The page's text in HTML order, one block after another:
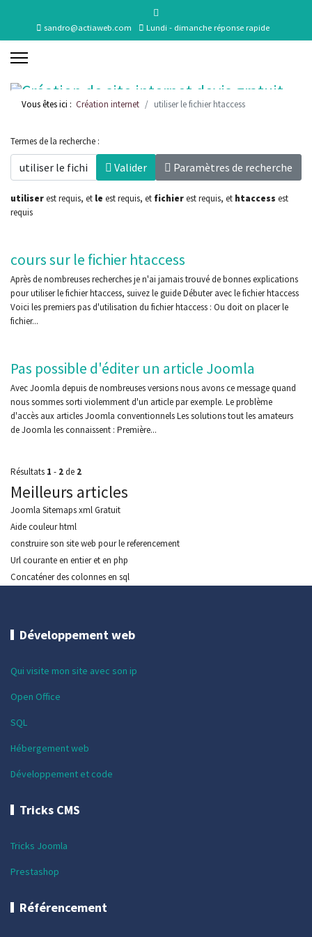
sandro@actiaweb.com Lundi - dimanche réponse rapide
Vous êtes ici : Création internet utiliser le fichier htaccess
Termes de la recherche :
Valider Paramètres de recherche
utiliserest requis, et le est requis, et fichierest requis, et htaccess est
requis
cours sur le fichier htaccess
Après de nombreuses recherches je n'ai jamais trouvé de bonnes explications
pour utiliser le fichier htaccess, suivez le guide Débuter avec le fichier htaccess
Voici les premiers pas d'utilisation du fichier htaccess : Ou doit on placer le
fichier...
Pas possible d'éditer un article Joomla
Avec Joomla depuis de nombreuses versions nous avons ce message quand
nous sommes sorti violemment d'un article par exemple. Le problème
d'accès aux articles Joomla conventionnels Les solutions tout les amateurs
de Joomla les connaissent : Première...
Résultats 1 - 2de 2
Meilleurs articles
Joomla Sitemaps xml Gratuit
Aide couleur html
construire son site web pour le referencement
Url courante en entier et en php
Concaténer des colonnes en sql
Développement web
Qui visite mon site avec son ip
Open Office
SQL
Hébergement web
Développement et code
Tricks CMS
Tricks Joomla
Prestashop
Référencement